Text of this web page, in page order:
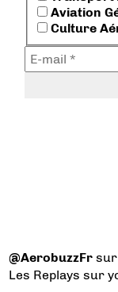
Aviation
Culture
@AerobuzzFr
Les Replays sur